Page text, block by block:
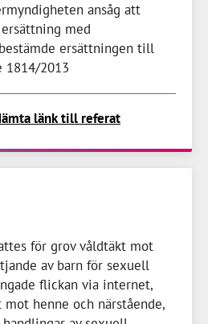
ansåg att
med
ersättningen till
1814/2013
länk till referat
för grov våldtäkt mot
av barn för sexuell
flickan via internet,
henne och närstående,